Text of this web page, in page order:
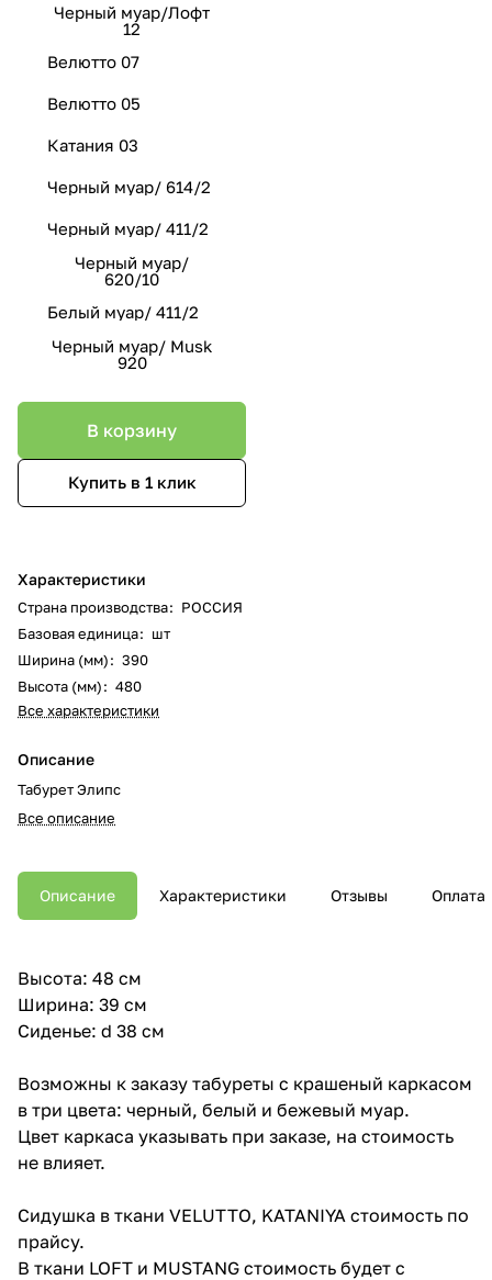
Черный муар/Лофт
12
Велютто 07
Велютто 05
Катания 03
Черный муар/ 614/2
Черный муар/ 411/2
Черный муар/
620/10
Белый муар/ 411/2
Черный муар/ Musk
920
В корзину
Купить в 1 клик
Характеристики
Страна производства: РОССИЯ
Базовая единица: шт
Ширина (мм): 390
Высота (мм): 480
Все характеристики
Описание
Табурет Элипс
Все описание
Описание Характеристики Отзывы Оплата
Высота: 48 см
Ширина: 39 см
Сиденье: d 38 см
Возможны к заказу табуреты с крашеный каркасом
в три цвета: черный, белый и бежевый муар.
Цвет каркаса указывать при заказе, на стоимость
не влияет.
Сидушка в ткани VELUTTO, KATANIYA стоимость по
прайсу.
В ткани LOFT и MUSTANG стоимость будет с